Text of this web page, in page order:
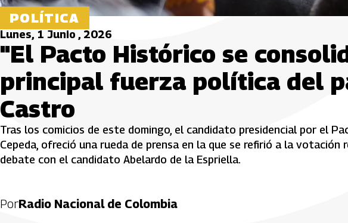
POLÍTICA
Lunes, 1 Junio , 2026
"El Pacto Histórico se
principal fuerza política del
Castro
Tras los comicios de este domingo, el candidato presidencial por el
Cepeda, ofreció una rueda de prensa en la que se refirió a la
debate con el candidato Abelardo de la Espriella.
PorRadio Nacional de Colombia